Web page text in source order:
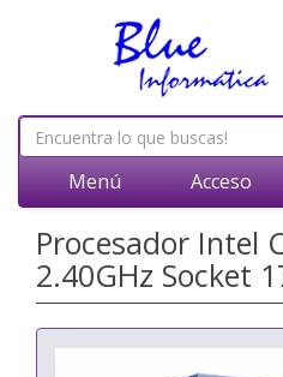
Menú Acceso
Procesador Intel
2.40GHz Socket